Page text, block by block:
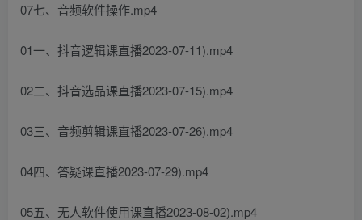
07七、音频软件操作.mp4
01一、抖音逻辑课直播2023-07-11).mp4
02二、抖音选品课直播2023-07-15).mp4
03三、音频剪辑课直播2023-07-26).mp4
04四、答疑课直播2023-07-29).mp4
05五、无人软件使用课直播2023-08-02).mp4